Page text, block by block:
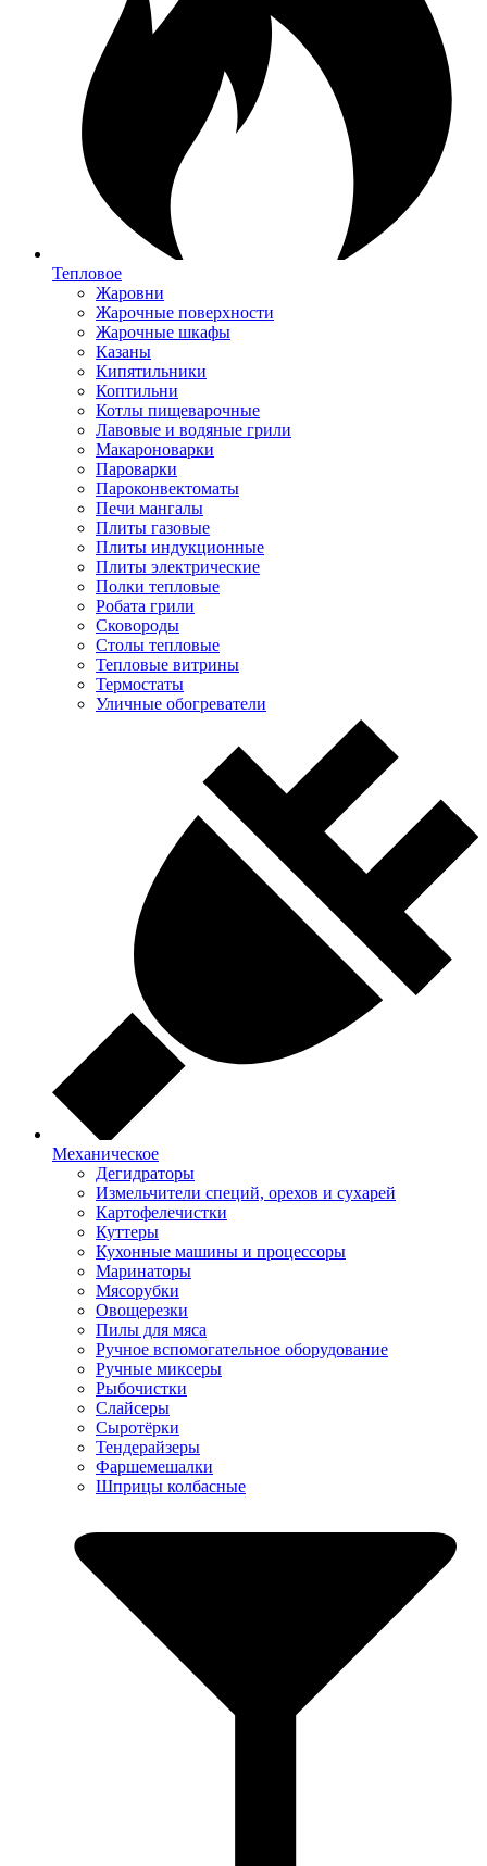
Тепловое
Жаровни
Жарочные поверхности
Жарочные шкафы
Казаны
Кипятильники
Коптильни
Котлы пищеварочные
Лавовые и водяные грили
Макароноварки
Пароварки
Пароконвектоматы
Печи мангалы
Плиты газовые
Плиты индукционные
Плиты электрические
Полки тепловые
Робата грили
Сковороды
Столы тепловые
Тепловые витрины
Термостаты
Уличные обогреватели
Механическое
Дегидраторы
Измельчители специй, орехов и сухарей
Картофелечистки
Куттеры
Кухонные машины и процессоры
Маринаторы
Мясорубки
Овощерезки
Пилы для мяса
Ручное вспомогательное оборудование
Ручные миксеры
Рыбочистки
Слайсеры
Сыротёрки
Тендерайзеры
Фаршемешалки
Шприцы колбасные